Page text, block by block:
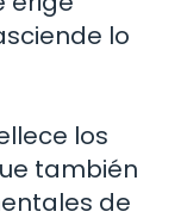
lo
los
también
de